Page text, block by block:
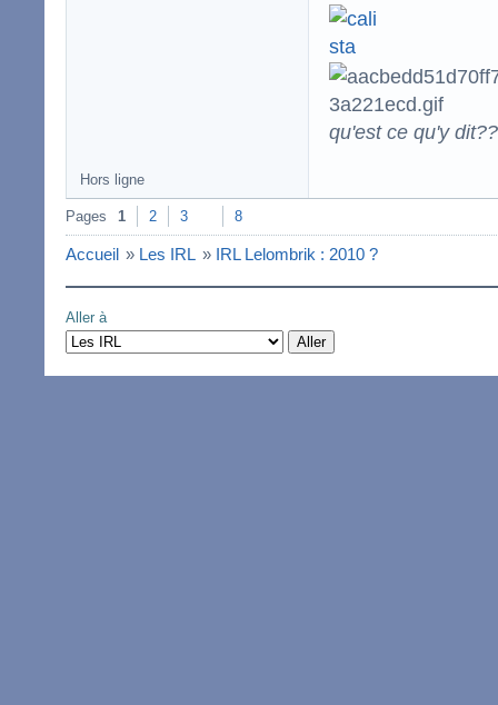
qu'est ce qu'y
Hors ligne
Pages 1 2 3 8
Accueil » Les IRL » IRL Lelombrik : 2010 ?
Aller à